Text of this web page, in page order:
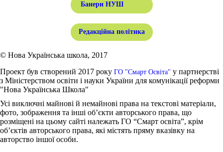
Банери НУШ
Редакційна політика
© Нова Українська школа, 2017
Проект був створений 2017 року ГО "Смарт Освіта" у партнерстві
з Міністерством освіти і науки України для комунікації реформи
"Нова Українська Школа"
Усі виключні майнові й немайнові права на текстові матеріали,
фото, зображення та інші об’єкти авторського права, що
розміщені на цьому сайті належать ГО “Смарт освіта”, крім
об’єктів авторського права, які містять пряму вказівку на
авторство іншої особи.